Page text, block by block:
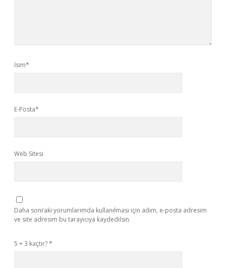
İsim*
E-Posta*
Web Sitesi
Daha sonraki yorumlarımda kullanılması için adım, e-posta adresim
ve site adresim bu tarayıcıya kaydedilsin.
5 + 3 kaçtır?*